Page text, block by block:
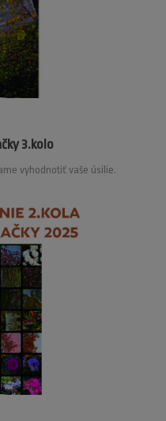
3.kolo
vyhodnotiť vaše úsilie.